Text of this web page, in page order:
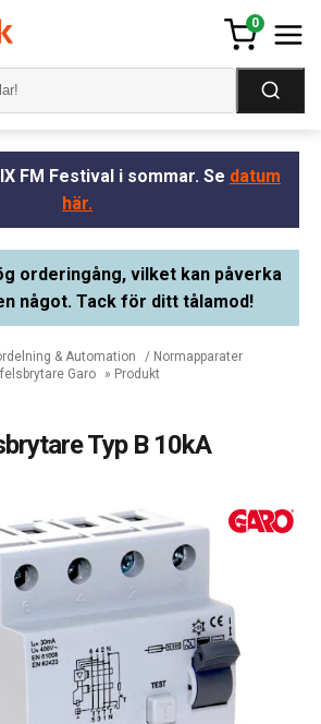
0
FM Festival i sommar. Se datum
här.
orderingång, vilket kan påverka
något. Tack för ditt tålamod!
& Automation / Normapparater
Garo » Produkt
Typ B 10kA